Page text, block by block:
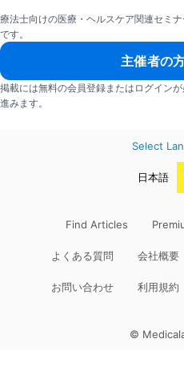
療法士向けの医療・ヘルスケア関連セミ
です。
主催者の
掲載には無料の会員登録またはログイン
進みます。
Select
日本語
Find Articles
よくある質問 会社概要
お問い合わせ 利用規約
©